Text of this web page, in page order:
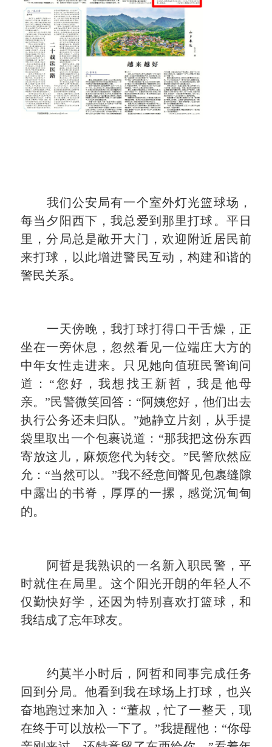
我们公安局有一个室外灯光篮球场，
每当夕阳西下，我总爱到那里打球。平日
里，分局总是敞开大门，欢迎附近居民前
来打球，以此增进警民互动，构建和谐的
警民关系。
一天傍晚，我打球打得口干舌燥，正
坐在一旁休息，忽然看见一位端庄大方的
中年女性走进来。只见她向值班民警询问
道： “您好，我想找王新哲，我是他母
亲。”民警微笑回答： “阿姨您好，他们出去
执行公务还未归队。 ”她静立片刻，从手提
袋里取出一个包裹说道： “那我把这份东西
寄放这儿，麻烦您代为转交。 ”民警欣然应
允： “当然可以。 ”我不经意间瞥见包裹缝隙
中露出的书脊，厚厚的一摞，感觉沉甸甸
的。
阿哲是我熟识的一名新入职民警，平
时就住在局里。这个阳光开朗的年轻人不
仅勤快好学，还因为特别喜欢打篮球，和
我结成了忘年球友。
约莫半小时后，阿哲和同事完成任务
回到分局。他看到我在球场上打球，也兴
奋地跑过来加入： “董叔，忙了一整天，现
在终于可以放松一下了。”我提醒他： “你母